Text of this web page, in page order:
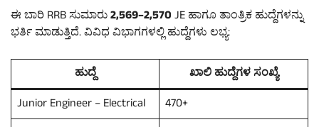
ಈ ಬಾರಿ RRB ಸುಮಾರು2,569–2,570JE ಹಾಗೂ ತಾಂತ್ರಿಕ ಹುದ್ದೆಗಳನ್ನು
ಭರ್ತಿ ಮಾಡುತ್ತಿದೆ. ವಿವಿಧ ವಿಭಾಗಗಳಲ್ಲಿ ಹುದ್ದೆಗಳು ಲಭ್ಯ:
ಹುದ್ದೆ
ಖಾಲಿ ಹುದ್ದೆಗಳ ಸಂಖ್ಯೆ
Junior Engineer – Electrical
470+